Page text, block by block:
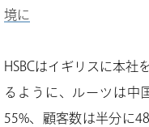
境に
HSBCはイギリスに本社
るように、ルーツは中
55%、顧客数は半分に